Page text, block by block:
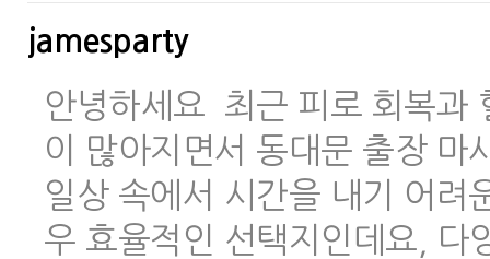
jamesparty
안녕하세요 최근 피로 회복과
이 많아지면서 동대문 출장 마
일상 속에서 시간을 내기 어려
우 효율적인 선택지인데요,